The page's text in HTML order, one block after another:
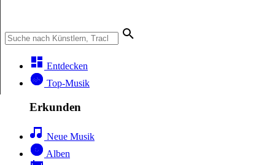
Entdecken
Top-Musik
Erkunden
Neue Musik
Alben